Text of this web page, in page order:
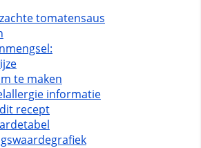
tomatensaus
te maken
informatie
recept